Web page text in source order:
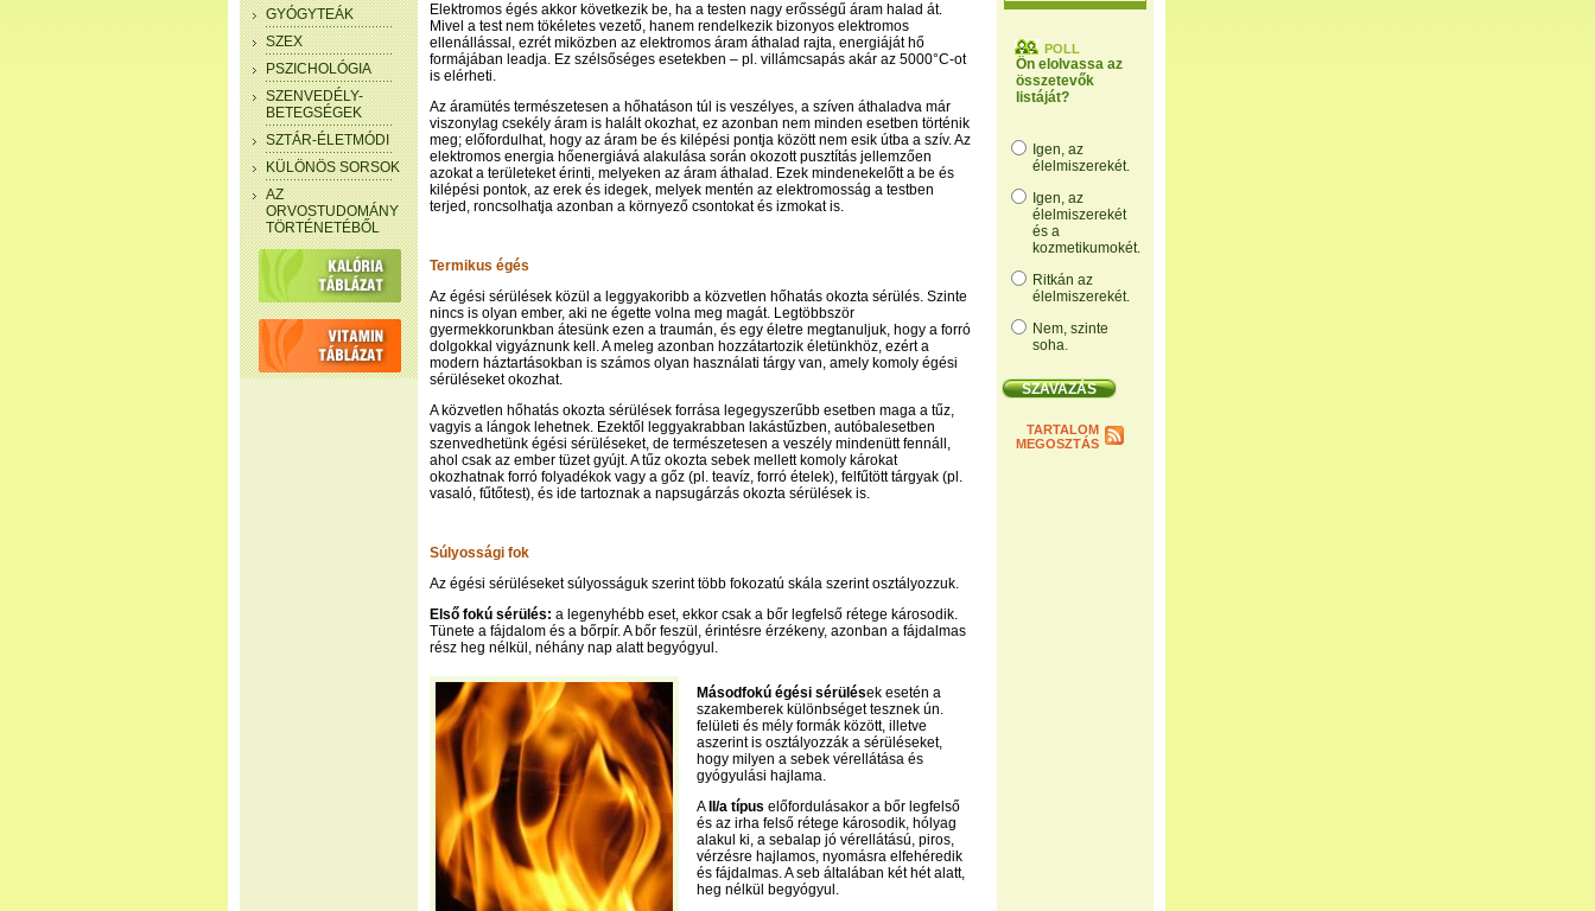
POLL
Ön elolvassa az
összetevők
listáját?
Igen, az
élelmiszerekét.
Igen, az
élelmiszerekét
és a
kozmetikumokét.
Ritkán az
élelmiszerekét.
Nem, szinte
soha.
TARTALOM
MEGOSZTÁS
GYÓGYTEÁK
SZEX
PSZICHOLÓGIA
SZENVEDÉLY-
BETEGSÉGEK
SZTÁR-ÉLETMÓDI
KÜLÖNÖS SORSOK
AZ
ORVOSTUDOMÁNY
TÖRTÉNETÉBŐL
Elektromos égés akkor következik be, ha a testen nagy erősségű áram halad át.
Mivel a test nem tökéletes vezető, hanem rendelkezik bizonyos elektromos
ellenállással, ezrét miközben az elektromos áram áthalad rajta, energiáját hő
formájában leadja. Ez szélsőséges esetekben – pl. villámcsapás akár az 5000°C-ot
is elérheti.
Az áramütés természetesen a hőhatáson túl is veszélyes, a szíven áthaladva már
viszonylag csekély áram is halált okozhat, ez azonban nem minden esetben történik
meg; előfordulhat, hogy az áram be és kilépési pontja között nem esik útba a szív. Az
elektromos energia hőenergiává alakulása során okozott pusztítás jellemzően
azokat a területeket érinti, melyeken az áram áthalad. Ezek mindenekelőtt a be és
kilépési pontok, az erek és idegek, melyek mentén az elektromosság a testben
terjed, roncsolhatja azonban a környező csontokat és izmokat is.
Termikus égés
Az égési sérülések közül a leggyakoribb a közvetlen hőhatás okozta sérülés. Szinte
nincs is olyan ember, aki ne égette volna meg magát. Legtöbbször
gyermekkorunkban átesünk ezen a traumán, és egy életre megtanuljuk, hogy a forró
dolgokkal vigyáznunk kell. A meleg azonban hozzátartozik életünkhöz, ezért a
modern háztartásokban is számos olyan használati tárgy van, amely komoly égési
sérüléseket okozhat.
A közvetlen hőhatás okozta sérülések forrása legegyszerűbb esetben maga a tűz,
vagyis a lángok lehetnek. Ezektől leggyakrabban lakástűzben, autóbalesetben
szenvedhetünk égési sérüléseket, de természetesen a veszély mindenütt fennáll,
ahol csak az ember tüzet gyújt. A tűz okozta sebek mellett komoly károkat
okozhatnak forró folyadékok vagy a gőz (pl. teavíz, forró ételek), felfűtött tárgyak (pl.
vasaló, fűtőtest), és ide tartoznak a napsugárzás okozta sérülések is.
Súlyossági fok
Az égési sérüléseket súlyosságuk szerint több fokozatú skála szerint osztályozzuk.
Első fokú sérülés: a legenyhébb eset, ekkor csak a bőr legfelső rétege károsodik.
Tünete a fájdalom és a bőrpír. A bőr feszül, érintésre érzékeny, azonban a fájdalmas
rész heg nélkül, néhány nap alatt begyógyul.
Másodfokú égési sérülések esetén a
szakemberek különbséget tesznek ún.
felületi és mély formák között, illetve
aszerint is osztályozzák a sérüléseket,
hogy milyen a sebek vérellátása és
gyógyulási hajlama.
A II/a típus előfordulásakor a bőr legfelső
és az irha felső rétege károsodik, hólyag
alakul ki, a sebalap jó vérellátású, piros,
vérzésre hajlamos, nyomásra elfehéredik
és fájdalmas. A seb általában két hét alatt,
heg nélkül begyógyul.